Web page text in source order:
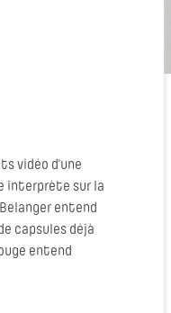
vidéo d’une
interprète sur la
entend
capsules déjà
entend